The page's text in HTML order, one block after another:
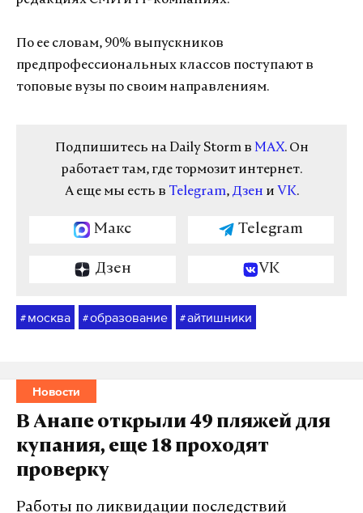
По ее словам, 90% выпускников
предпрофессиональных классов поступают в
топовые вузы по своим направлениям.
Подпишитесь на Daily Storm в MAX. Он
работает там, где тормозит интернет.
А еще мы есть в Telegram, Дзен и VK.
Макс Telegram
Дзен VK
# москва #образование #айтишники
Новости
В Анапе открыли 49 пляжей для
купания, еще 18 проходят
проверку
Работы по ликвидации последствий